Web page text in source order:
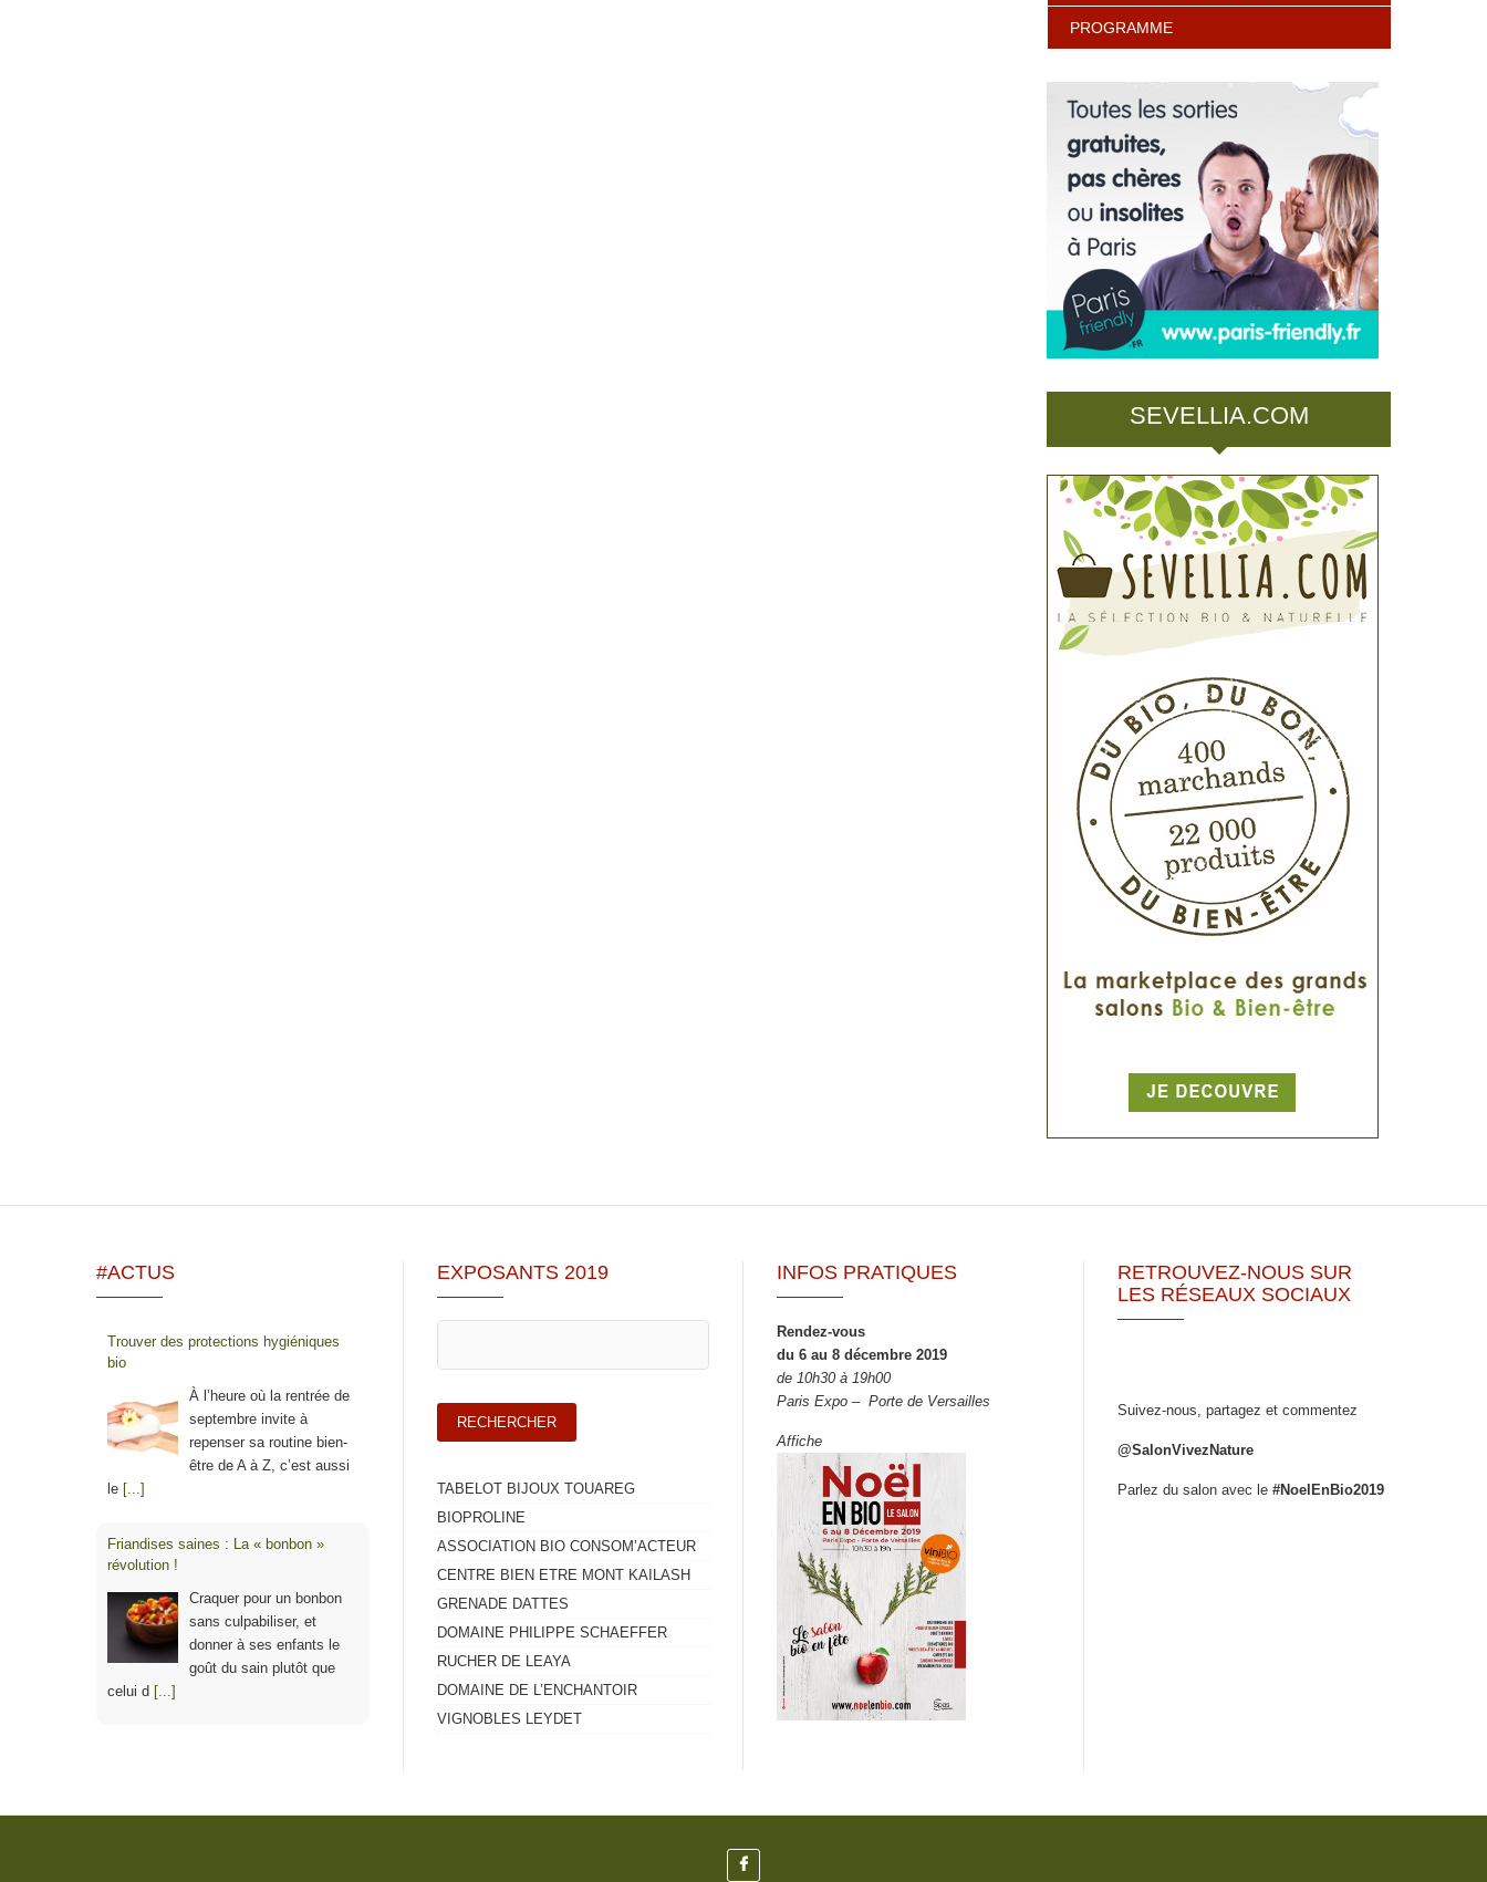
PROGRAMME
SEVELLIA.COM
#ACTUS
Trouver des protections hygiéniques
bio
À l’heure où la rentrée de
septembre invite à
repenser sa routine bien-
être de A à Z, c’est aussi
le [...]
Friandises saines : La « bonbon »
révolution !
Craquer pour un bonbon
sans culpabiliser, et
donner à ses enfants le
goût du sain plutôt que
celui d [...]
EXPOSANTS 2019
TABELOT BIJOUX TOUAREG
BIOPROLINE
ASSOCIATION BIO CONSOM’ACTEUR
CENTRE BIEN ETRE MONT KAILASH
GRENADE DATTES
DOMAINE PHILIPPE SCHAEFFER
RUCHER DE LEAYA
DOMAINE DE L’ENCHANTOIR
VIGNOBLES LEYDET
INFOS PRATIQUES
Rendez-vous
du 6 au 8 décembre 2019
de 10h30 à 19h00
Paris Expo – Porte de Versailles
Affiche
RETROUVEZ-NOUS SUR
LES RÉSEAUX SOCIAUX
Suivez-nous, partagez et commentez
@SalonVivezNature
Parlez du salon avec le #NoelEnBio2019